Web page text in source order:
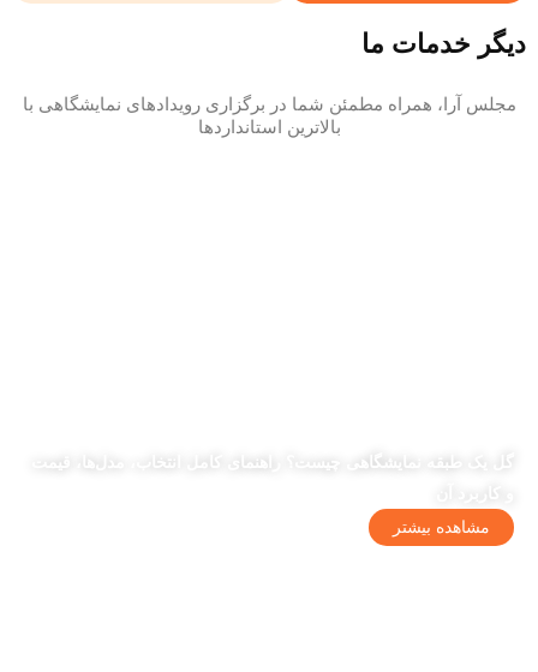
دیگر خدمات ما
مجلس آرا، همراه مطمئن شما در برگزاری رویدادهای نمایشگاهی با
بالاترین استانداردها
گل یک طبقه نمایشگاهی چیست؟ راهنمای کامل انتخاب، مدل‌ها، قیمت
مشاهده بیشتر